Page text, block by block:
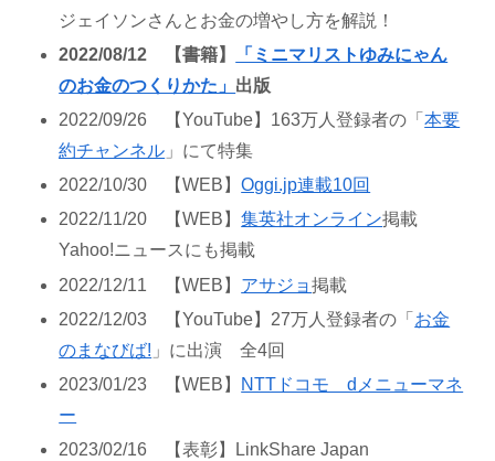
ジェイソンさんとお金の増やし方を解説！
2022/08/12 【書籍】
「ミニマリストゆみにゃん
のお金のつくりかた」 出版
2022/09/26 【YouTube】163万人登録者の「本要
約チャンネル 」にて特集
2022/10/30 【WEB】Oggi.jp連載10回
2022/11/20 【WEB】集英社オンライン掲載
Yahoo!ニュースにも掲載
2022/12/11 【WEB】 アサジョ掲載
2022/12/03 【YouTube】27万人登録者の「 お金
のまなびば! 」に出演 全4回
2023/01/23 【WEB】
NTTドコモ dメニューマネ
ー
2023/02/16 【表彰】LinkShare Japan